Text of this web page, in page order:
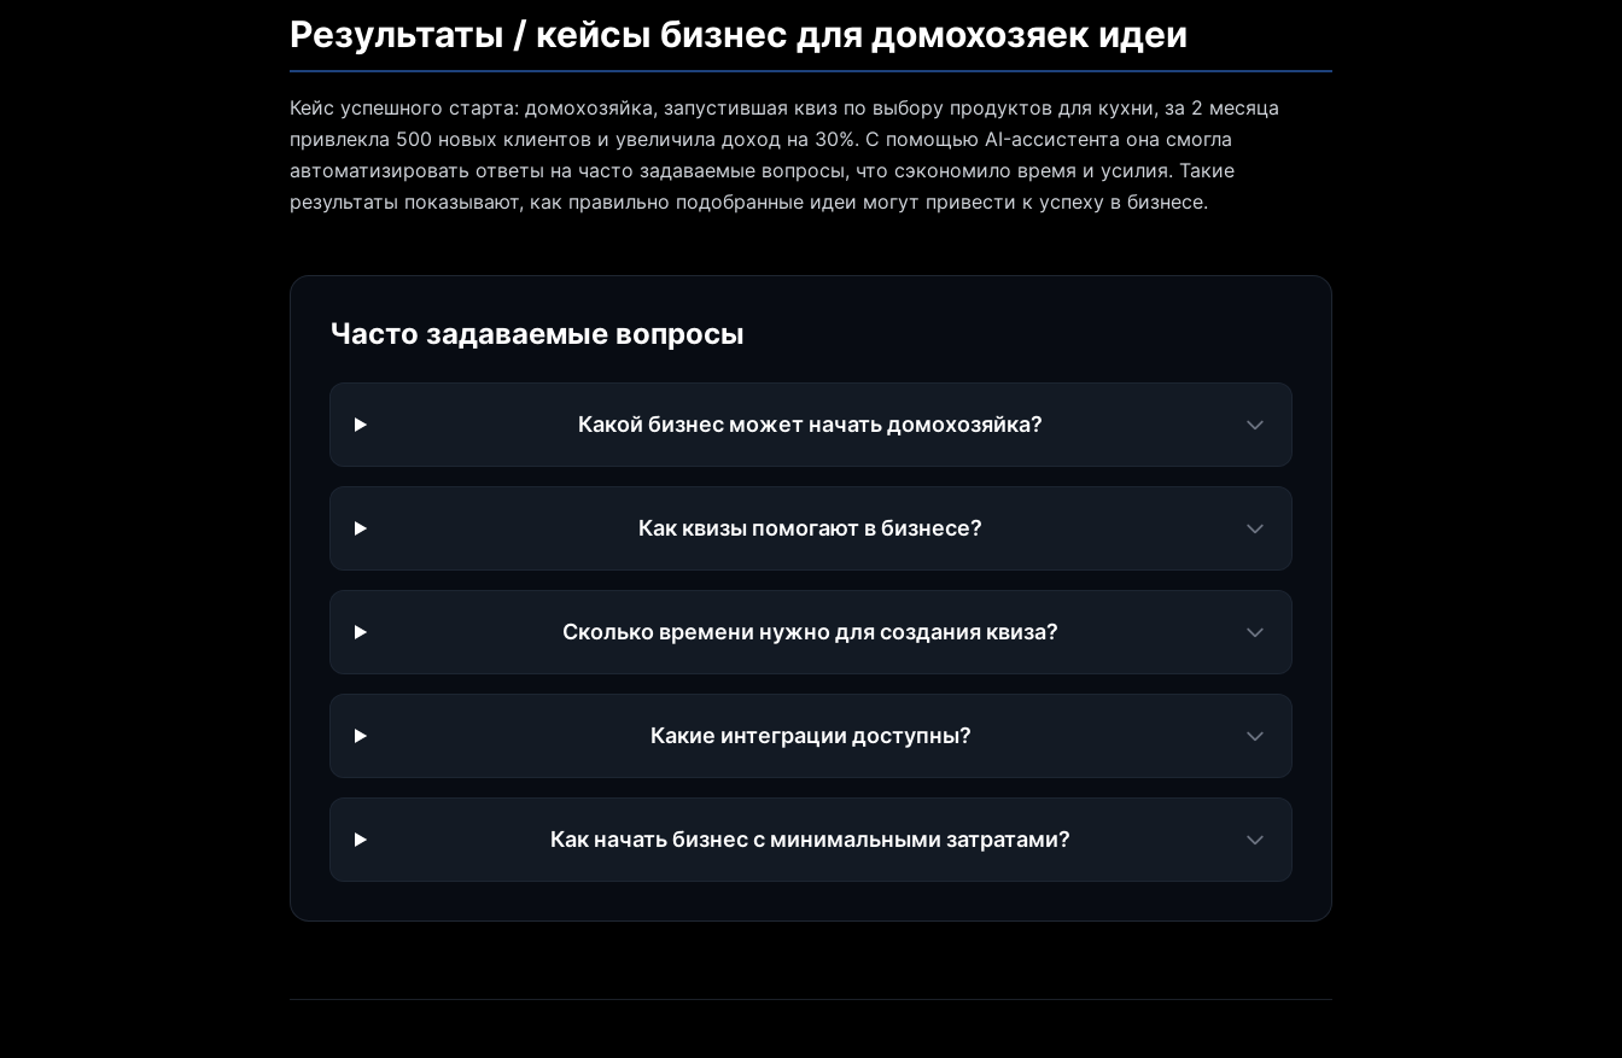
Результаты / кейсы бизнес для домохозяек идеи
Кейс успешного старта: домохозяйка, запустившая квиз по выбору продуктов для кухни, за 2 месяца
привлекла 500 новых клиентов и увеличила доход на 30%. С помощью AI-ассистента она смогла
автоматизировать ответы на часто задаваемые вопросы, что сэкономило время и усилия. Такие
результаты показывают, как правильно подобранные идеи могут привести к успеху в бизнесе.
Часто задаваемые вопросы
Какой бизнес может начать домохозяйка?
Как квизы помогают в бизнесе?
Сколько времени нужно для создания квиза?
Какие интеграции доступны?
Как начать бизнес с минимальными затратами?